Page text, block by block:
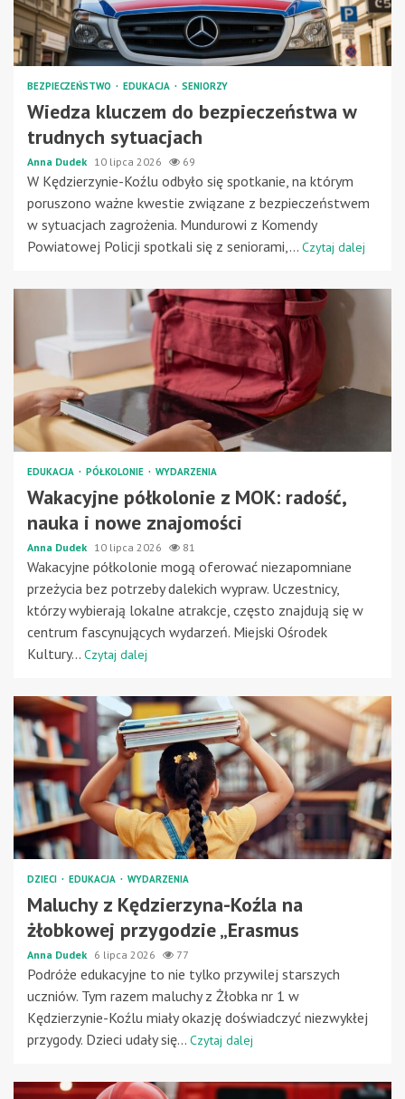
BEZPIECZEŃSTWO EDUKACJA SENIORZY
Wiedza kluczem do bezpieczeństwa w
trudnych sytuacjach
Anna Dudek 10 lipca 2026 69
W Kędzierzynie-Koźlu odbyło się spotkanie, na którym
poruszono ważne kwestie związane z bezpieczeństwem
w sytuacjach zagrożenia. Mundurowi z Komendy
Powiatowej Policji spotkali się z seniorami,... Czytaj dalej
EDUKACJA PÓŁKOLONIE WYDARZENIA
Wakacyjne półkolonie z MOK: radość,
nauka i nowe znajomości
Anna Dudek 10 lipca 2026 81
Wakacyjne półkolonie mogą oferować niezapomniane
przeżycia bez potrzeby dalekich wypraw. Uczestnicy,
którzy wybierają lokalne atrakcje, często znajdują się w
centrum fascynujących wydarzeń. Miejski Ośrodek
Kultury... Czytaj dalej
DZIECI EDUKACJA WYDARZENIA
Maluchy z Kędzierzyna-Koźla na
żłobkowej przygodzie „Erasmus
Anna Dudek 6 lipca 2026 77
Podróże edukacyjne to nie tylko przywilej starszych
uczniów. Tym razem maluchy z Żłobka nr 1 w
Kędzierzynie-Koźlu miały okazję doświadczyć niezwykłej
przygody. Dzieci udały się... Czytaj dalej